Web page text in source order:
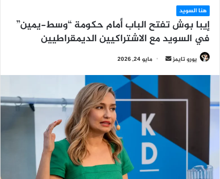
هنا السويد
إيبا بوش تفتح الباب أمام حكومة “وسط-يمين”
في السويد مع الاشتراكيين الديمقراطيين
يورو تايمز
أرسل مايو 24, 2026